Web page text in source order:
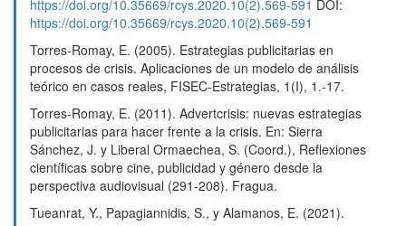
https://doi.org/10.35669/rcys.2020.10(2).569-591 DOI:
https://doi.org/10.35669/rcys.2020.10(2).569-591
Torres-Romay, E. (2005). Estrategias publicitarias en
procesos de crisis. Aplicaciones de un modelo de análisis
teórico en casos reales, FISEC-Estrategias, 1(I), 1.-17.
Torres-Romay, E. (2011). Advertcrisis: nuevas estrategias
publicitarias para hacer frente a la crisis. En: Sierra
Sánchez, J. y Liberal Ormaechea, S. (Coord.), Reflexiones
científicas sobre cine, publicidad y género desde la
perspectiva audiovisual (291-208). Fragua.
Tueanrat, Y., Papagiannidis, S., y Alamanos, E. (2021).